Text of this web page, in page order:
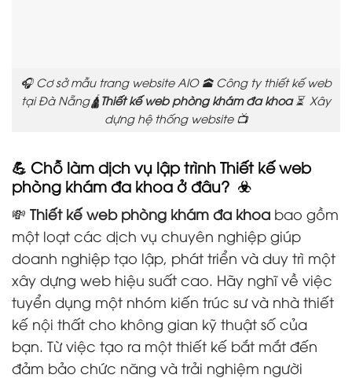
🎧 Cơ sở mẫu trang website AIO 🕋 Công ty thiết kế web
tại Đà Nẵng🛕Thiết kế web phòng khám đa khoa⏳ Xây
dựng hệ thống website 📺
💪 Chỗ làm dịch vụ lập trình Thiết kế web
phòng khám đa khoa ở đâu? ☣️
💸 Thiết kế web phòng khám đa khoa bao gồm
một loạt các dịch vụ chuyên nghiệp giúp
doanh nghiệp tạo lập, phát triển và duy trì một
xây dựng web hiệu suất cao. Hãy nghĩ về việc
tuyển dụng một nhóm kiến trúc sư và nhà thiết
kế nội thất cho không gian kỹ thuật số của
bạn. Từ việc tạo ra một thiết kế bắt mắt đến
đảm bảo chức năng và trải nghiệm người